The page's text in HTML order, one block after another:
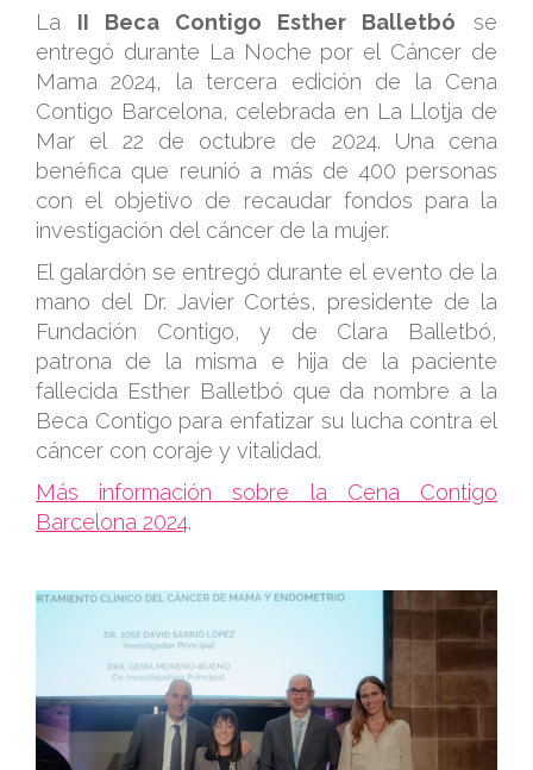
La II Beca Contigo Esther Balletbó se
entregó durante La Noche por el Cáncer de
Mama 2024, la tercera edición de la Cena
Contigo Barcelona, celebrada en La Llotja de
Mar el 22 de octubre de 2024. Una cena
benéfica que reunió a más de 400 personas
con el objetivo de recaudar fondos para la
investigación del cáncer de la mujer.
El galardón se entregó durante el evento de la
mano del Dr. Javier Cortés, presidente de la
Fundación Contigo, y de Clara Balletbó,
patrona de la misma e hija de la paciente
fallecida Esther Balletbó que da nombre a la
Beca Contigo para enfatizar su lucha contra el
cáncer con coraje y vitalidad.
Más información sobre la Cena Contigo
Barcelona 2024.